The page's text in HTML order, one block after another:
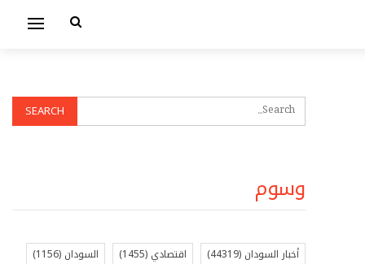
وسوم
أخبار السودان (44319) اقتصادي (1455) السودان (1156)